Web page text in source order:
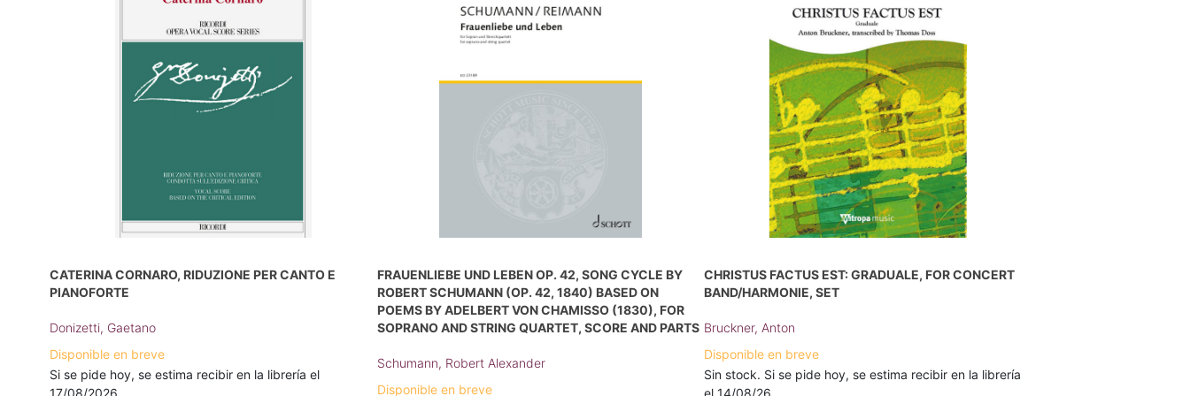
CATERINA CORNARO, RIDUZIONE PER CANTO E
PIANOFORTE
Donizetti, Gaetano
Disponible en breve
Si se pide hoy, se estima recibir en la librería el
17/08/2026
FRAUENLIEBE UND LEBEN OP. 42, SONG CYCLE BY
ROBERT SCHUMANN (OP. 42, 1840) BASED ON
POEMS BY ADELBERT VON CHAMISSO (1830), FOR
SOPRANO AND STRING QUARTET, SCORE AND PARTS
Schumann, Robert Alexander
Disponible en breve
CHRISTUS FACTUS EST: GRADUALE, FOR CONCERT
BAND/HARMONIE, SET
Bruckner, Anton
Disponible en breve
Sin stock. Si se pide hoy, se estima recibir en la librería
el 14/08/26